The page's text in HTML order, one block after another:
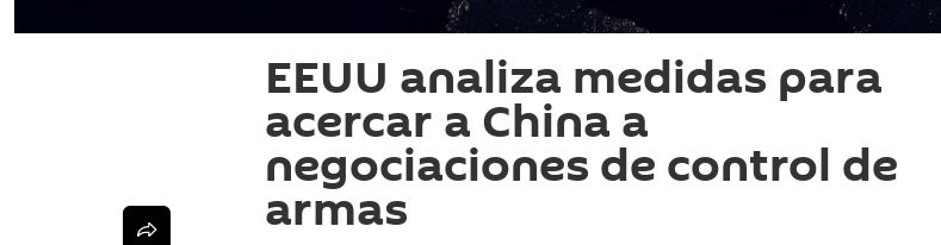
EEUU analiza medidas para
acercar a China a
negociaciones de control de
armas